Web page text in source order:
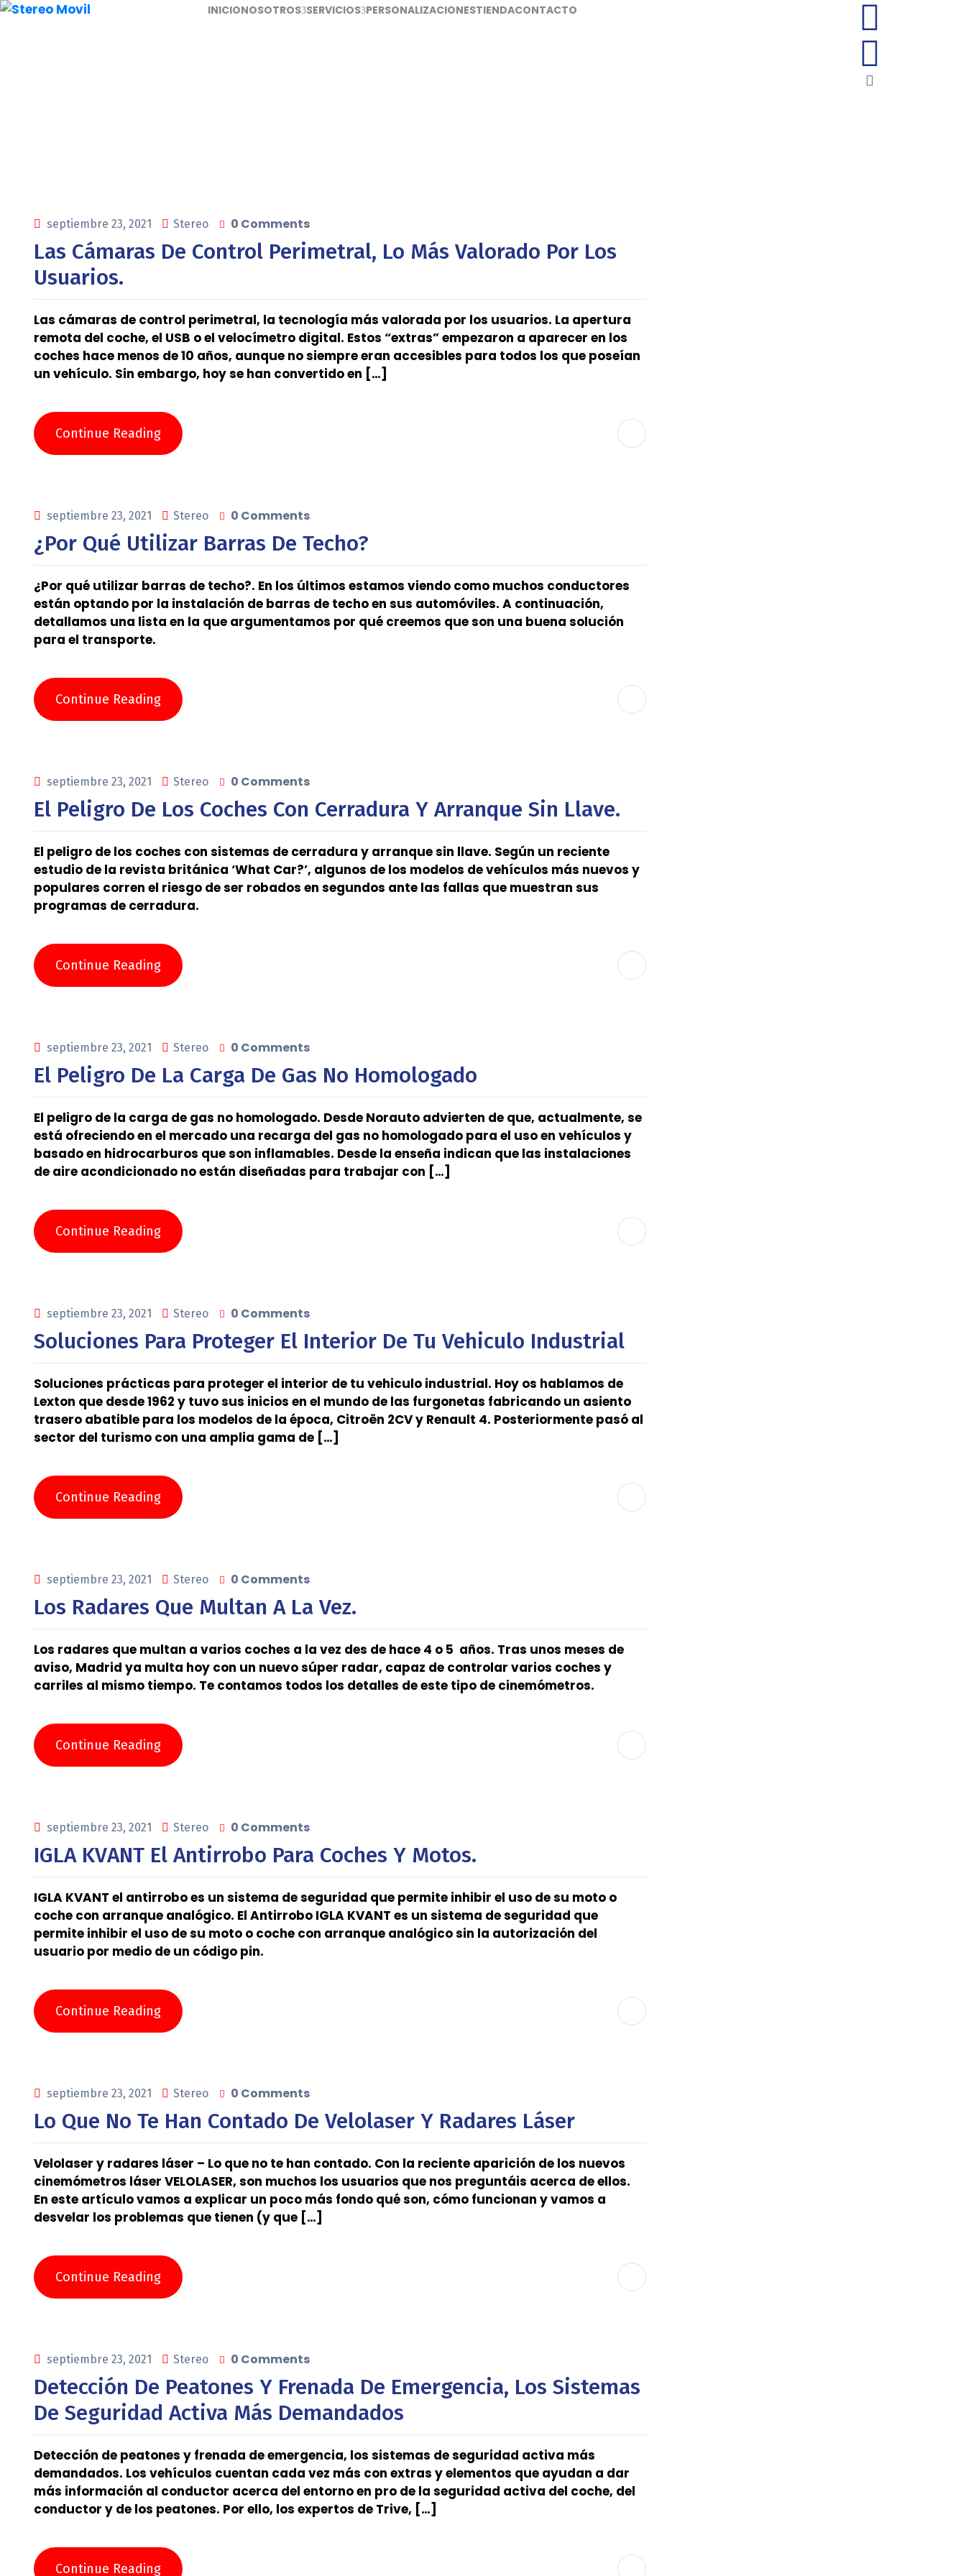
INICIONOSOTROS SERVICIOS PERSONALIZACIONESTIENDACONTACTO
septiembre 23, 2021 Stereo 0 Comments
Las Cámaras De Control Perimetral, Lo Más Valorado Por Los
Usuarios.
Las cámaras de control perimetral, la tecnología más valorada por los usuarios. La apertura
remota del coche, el USB o el velocímetro digital. Estos “extras” empezaron a aparecer en los
coches hace menos de 10 años, aunque no siempre eran accesibles para todos los que poseían
un vehículo. Sin embargo, hoy se han convertido en […]
Continue Reading
septiembre 23, 2021 Stereo 0 Comments
¿Por Qué Utilizar Barras De Techo?
¿Por qué utilizar barras de techo?. En los últimos estamos viendo como muchos conductores
están optando por la instalación de barras de techo en sus automóviles. A continuación,
detallamos una lista en la que argumentamos por qué creemos que son una buena solución
para el transporte.
Continue Reading
septiembre 23, 2021 Stereo 0 Comments
El Peligro De Los Coches Con Cerradura Y Arranque Sin Llave.
El peligro de los coches con sistemas de cerradura y arranque sin llave. Según un reciente
estudio de la revista británica ‘What Car?’, algunos de los modelos de vehículos más nuevos y
populares corren el riesgo de ser robados en segundos ante las fallas que muestran sus
programas de cerradura.
Continue Reading
septiembre 23, 2021 Stereo 0 Comments
El Peligro De La Carga De Gas No Homologado
El peligro de la carga de gas no homologado. Desde Norauto advierten de que, actualmente, se
está ofreciendo en el mercado una recarga del gas no homologado para el uso en vehículos y
basado en hidrocarburos que son inflamables. Desde la enseña indican que las instalaciones
de aire acondicionado no están diseñadas para trabajar con […]
Continue Reading
septiembre 23, 2021 Stereo 0 Comments
Soluciones Para Proteger El Interior De Tu Vehiculo Industrial
Soluciones prácticas para proteger el interior de tu vehiculo industrial. Hoy os hablamos de
Lexton que desde 1962 y tuvo sus inicios en el mundo de las furgonetas fabricando un asiento
trasero abatible para los modelos de la época, Citroën 2CV y Renault 4. Posteriormente pasó al
sector del turismo con una amplia gama de […]
Continue Reading
septiembre 23, 2021 Stereo 0 Comments
Los Radares Que Multan A La Vez.
Los radares que multan a varios coches a la vez des de hace 4 o 5 años. Tras unos meses de
aviso, Madrid ya multa hoy con un nuevo súper radar, capaz de controlar varios coches y
carriles al mismo tiempo. Te contamos todos los detalles de este tipo de cinemómetros.
Continue Reading
septiembre 23, 2021 Stereo 0 Comments
IGLA KVANT El Antirrobo Para Coches Y Motos.
IGLA KVANT el antirrobo es un sistema de seguridad que permite inhibir el uso de su moto o
coche con arranque analógico. El Antirrobo IGLA KVANT es un sistema de seguridad que
permite inhibir el uso de su moto o coche con arranque analógico sin la autorización del
usuario por medio de un código pin.
Continue Reading
septiembre 23, 2021 Stereo 0 Comments
Lo Que No Te Han Contado De Velolaser Y Radares Láser
Velolaser y radares láser – Lo que no te han contado. Con la reciente aparición de los nuevos
cinemómetros láser VELOLASER, son muchos los usuarios que nos preguntáis acerca de ellos.
En este artículo vamos a explicar un poco más fondo qué son, cómo funcionan y vamos a
desvelar los problemas que tienen (y que […]
Continue Reading
septiembre 23, 2021 Stereo 0 Comments
Detección De Peatones Y Frenada De Emergencia, Los Sistemas
De Seguridad Activa Más Demandados
Detección de peatones y frenada de emergencia, los sistemas de seguridad activa más
demandados. Los vehículos cuentan cada vez más con extras y elementos que ayudan a dar
más información al conductor acerca del entorno en pro de la seguridad activa del coche, del
conductor y de los peatones. Por ello, los expertos de Trive, […]
Continue Reading